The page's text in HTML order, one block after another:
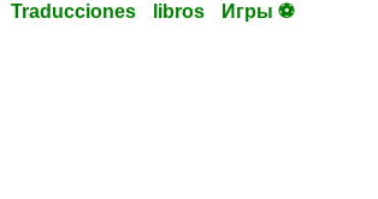
Traducciones libros Игры ⚽